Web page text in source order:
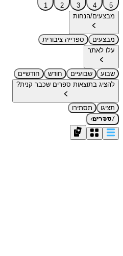
5
4
3
2
1
מבצעים/הנחות
מבצעים
ספרייה ציבורית
עלו לאתר
שבוע שבועיים חודש
חודשיים
להציג בתוצאות ספרים שכבר קנית?
תציגו
תסתירו
7ספרים›